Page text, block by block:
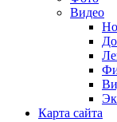
Видео
Карта сайта